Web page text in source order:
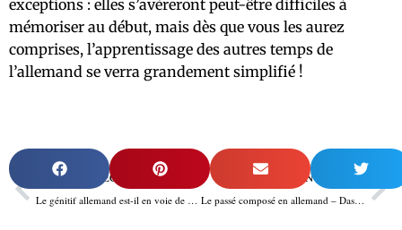
exceptions : elles s’avèreront peut-être difficiles à
mémoriser au début, mais dès que vous les aurez
comprises, l’apprentissage des autres temps de
l’allemand se verra grandement simplifié !
ZurückARTICLE PRÉCÉDENT
Le génitif allemand est-il en voie de disparition ?
PROCHAIN ARTICLE
Le passé composé en allemand – Das Perfekt